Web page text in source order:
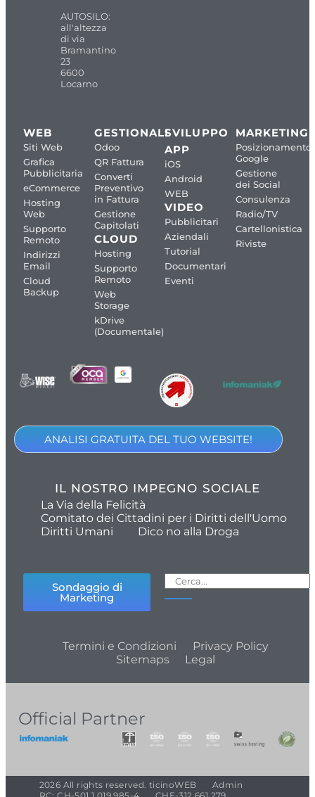
AUTOSILO:
all'altezza
di via
Bramantino
23
6600
Locarno
WEB
Siti Web
Grafica
Pubblicitaria
eCommerce
Hosting
Web
Supporto
Remoto
Indirizzi
Email
Cloud
Backup
GESTIONALI
Odoo
QR Fattura
Converti
Preventivo
in Fattura
Gestione
Capitolati
CLOUD
Hosting
Supporto
Remoto
Web
Storage
kDrive
(Documentale)
SVILUPPO
APP
iOS
Android
WEB
VIDEO
Pubblicitari
Aziendali
Tutorial
Documentari
Eventi
MARKETING
Posizionamento
Google
Gestione
dei Social
Consulenza
Radio/TV
Cartellonistica
Riviste
ANALISI GRATUITA DEL TUO WEBSITE!
IL NOSTRO IMPEGNO SOCIALE
La Via della Felicità
Comitato dei Cittadini per i Diritti dell'Uomo
Diritti Umani
Dico no alla Droga
Sondaggio di
Marketing
Termini e Condizioni
Privacy Policy
Sitemaps
Legal
Official Partner
2026 All rights reserved. ticinoWEB
Admin